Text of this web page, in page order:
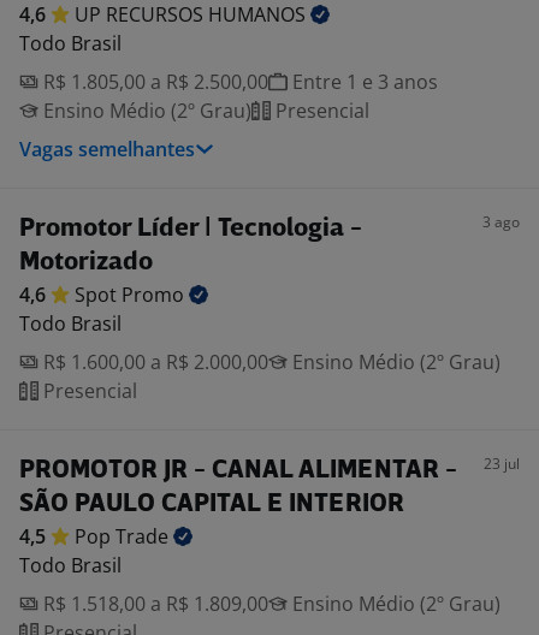
4,6 UP RECURSOS HUMANOS
Todo Brasil
R$ 1.805,00 a R$ 2.500,00
Entre 1 e 3 anos
Ensino Médio (2º Grau)
Presencial
Vagas semelhantes
Promotor Líder | Tecnologia -
Motorizado
3 ago
4,6 Spot Promo
Todo Brasil
R$ 1.600,00 a R$ 2.000,00
Ensino Médio (2º Grau)
Presencial
PROMOTOR JR - CANAL ALIMENTAR -
SÃO PAULO CAPITAL E INTERIOR
23 jul
4,5 Pop Trade
Todo Brasil
R$ 1.518,00 a R$ 1.809,00
Ensino Médio (2º Grau)